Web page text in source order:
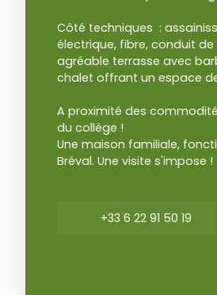
Côté techniques :
électrique, fibre, conduit de
agréable terrasse avec
chalet offrant un espace
A proximité des
du collège !
Une maison familiale,
Bréval. Une visite s'impose !
+33 6 22 91 50 19